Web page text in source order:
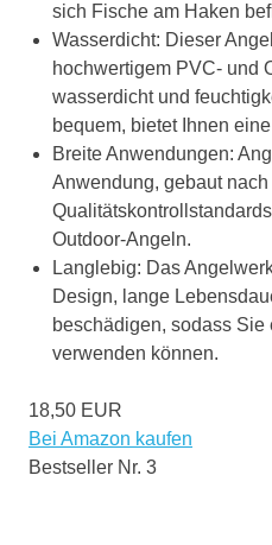
sich Fische am Haken
Wasserdicht: Dieser
hochwertigem PVC- und
wasserdicht und
bequem, bietet Ihnen
Breite Anwendungen:
Anwendung, gebaut nach
Outdoor-Angeln.
Langlebig: Das
Design, lange
beschädigen, sodass
verwenden können.
18,50 EUR
Bei Amazon kaufen
Bestseller Nr. 3